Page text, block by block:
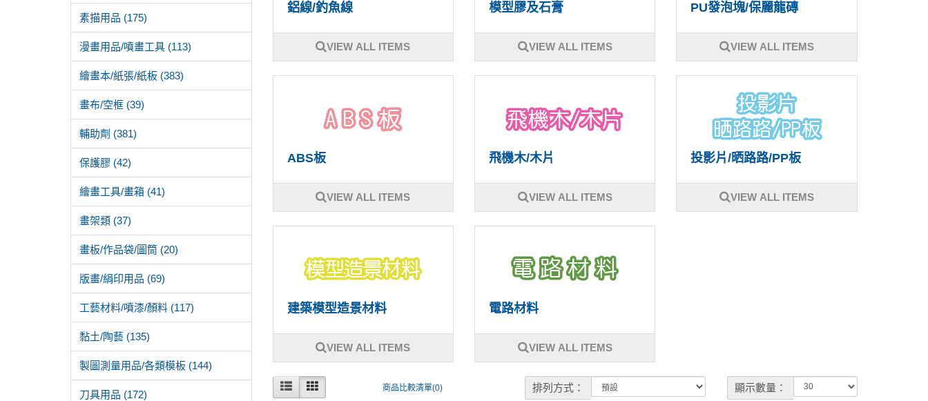
素描用品 (175)
漫畫用品/噴畫工具 (113)
繪畫本/紙張/紙板 (383)
畫布/空框 (39)
輔助劑 (381)
保護膠 (42)
繪畫工具/畫箱 (41)
畫架類 (37)
畫板/作品袋/圖筒 (20)
版畫/絹印用品 (69)
工藝材料/噴漆/顏料 (117)
黏土/陶藝 (135)
製圖測量用品/各類模板 (144)
刀具用品 (172)
鋁線/釣魚線
VIEW ALL ITEMS
模型膠及石膏
VIEW ALL ITEMS
PU發泡塊/保麗龍磚
VIEW ALL ITEMS
ABS板
VIEW ALL ITEMS
飛機木/木片
VIEW ALL ITEMS
投影片/晒路路/PP板
VIEW ALL ITEMS
建築模型造景材料
VIEW ALL ITEMS
電路材料
VIEW ALL ITEMS
商品比較清單(0) 排列方式： 顯示數量：